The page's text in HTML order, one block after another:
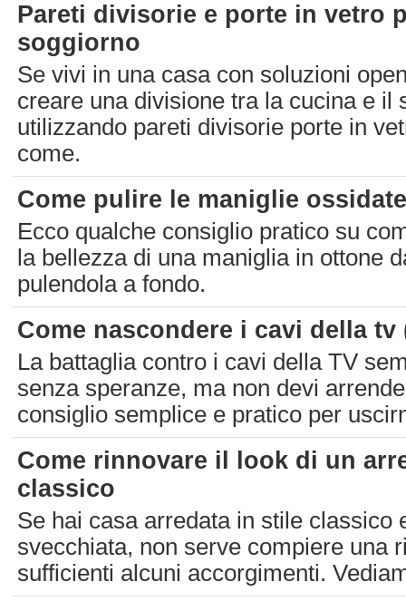
Pareti divisorie e porte in vetro
soggiorno
Se vivi in una casa con soluzioni
creare una divisione tra la cucina e il
utilizzando pareti divisorie porte in
come.
Come pulire le maniglie ossidate
Ecco qualche consiglio pratico su
la bellezza di una maniglia in ottone
pulendola a fondo.
Come nascondere i cavi della tv
La battaglia contro i cavi della TV
senza speranze, ma non devi
consiglio semplice e pratico per
Come rinnovare il look di un
classico
Se hai casa arredata in stile classico
svecchiata, non serve compiere una
sufficienti alcuni accorgimenti.